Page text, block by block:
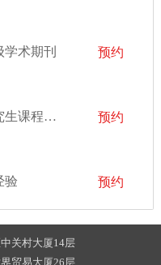
术期刊
预约
具有多年本科与研究生课程数学助教以及独立教学经验
预约
验
预约
关村大厦14层
贸易大厦26层